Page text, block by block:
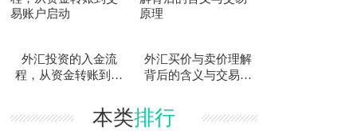
外汇投资的入金流
程，从资金转账到交
外汇买价与卖价理解
背后的含义与交易原
本类排行